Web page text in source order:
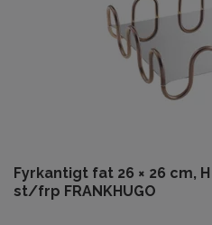
Fyrkantigt fat 26 × 26 cm,
st/frp FRANKHUGO